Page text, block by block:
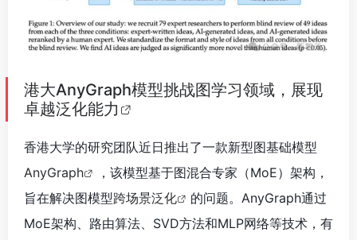
港大AnyGraph模型挑战图学习领域，展现
卓越泛化能力
香港大学的研究团队近日推出了一款新型图基础模型
AnyGraph
，该模型基于图混合专家（MoE）架构，
旨在解决图模型跨场景泛化
的问题。AnyGraph通过
MoE架构、路由算法、SVD方法和MLP网络等技术，有